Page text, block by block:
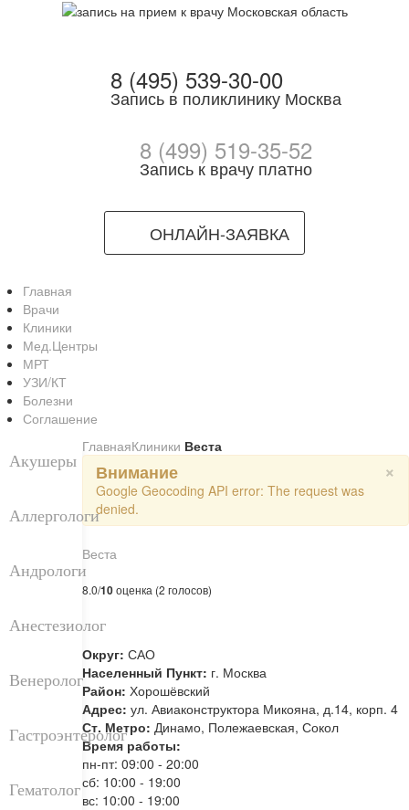
8 (495) 539-30-00
Запись в поликлинику Москва
8 (499) 519-35-52
Запись к врачу платно
ОНЛАЙН-ЗАЯВКА
Главная
Врачи
Клиники
Мед.Центры
МРТ
УЗИ/КТ
Болезни
Соглашение
ГлавнаяКлиники Веста
×
Внимание
Google Geocoding API error: The request was
denied.
Веста
8.0/10оценка (2 голосов)
Округ: САО
Населенный Пункт: г. Москва
Район: Хорошёвский
Адрес: ул. Авиаконструктора Микояна, д.14, корп. 4
Ст. Метро: Динамо, Полежаевская, Сокол
Время работы:
пн-пт: 09:00 - 20:00
сб: 10:00 - 19:00
вс: 10:00 - 19:00
Акушеры
Аллергологи
Андрологи
Анестезиолог
Венеролог
Гастроэнтеролог
Гематолог